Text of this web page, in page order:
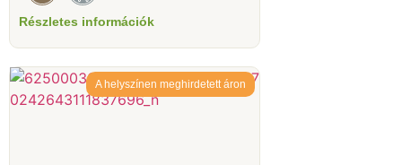
Részletes információk
A helyszínen meghirdetett áron